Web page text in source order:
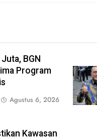
BGN
Program
Agustus 6, 2026
Kawasan